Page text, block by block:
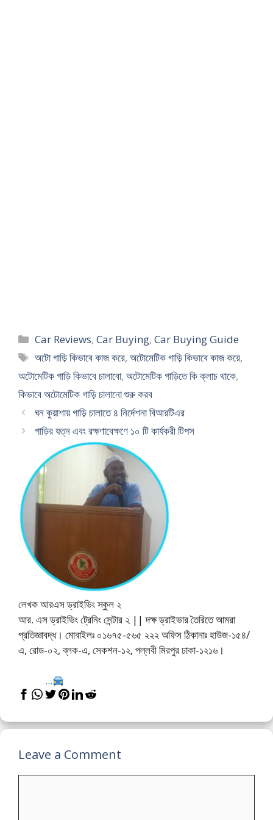
Categories
Car Reviews,Car Buying,Car Buying Guide
Tags
অটো গাড়ি কিভাবে কাজ করে,অটোমেটিক গাড়ি কিভাবে কাজ করে,
অটোমেটিক গাড়ি কিভাবে চালাবো, অটোমেটিক গাড়িতে কি ক্লাচ থাকে,
কিভাবে অটোমেটিক গাড়ি চালানো শুরু করব
ঘন কুয়াশায় গাড়ি চালাতে ৪ নির্দেশনা বিআরটিএর
গাড়ির যত্ন এবং রক্ষণাবেক্ষণে ১০ টি কার্যকরী টিপস
লেখক আরএস ড্রাইভিং স্কুল ২
আর. এস ড্রাইভিং ট্রেনিং সেন্টার ২ || দক্ষ ড্রাইভার তৈরিতে আমরা
প্রতিজ্ঞাবদ্ধ। মোবাইলঃ ০১৬৭৫-৫৬৫ ২২২ অফিস ঠিকানাঃ হাউজ-১৫৪/
এ, রোড-০২, ব্লক-এ, সেকশন-১২, পল্লবী মিরপুর ঢাকা-১২১৬।
...
Leave a Comment